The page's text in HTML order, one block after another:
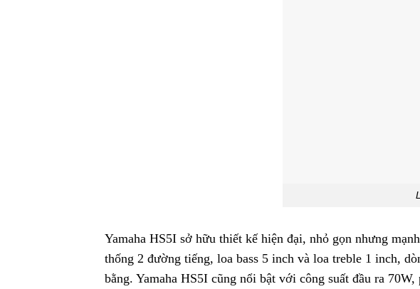
Yamaha HS5I sở hữu thiết kế hiện đại, nhỏ gọn nhưng
thống 2 đường tiếng, loa bass 5 inch và loa treble 1 inch,
bằng. Yamaha HS5I cũng nổi bật với công suất đầu ra